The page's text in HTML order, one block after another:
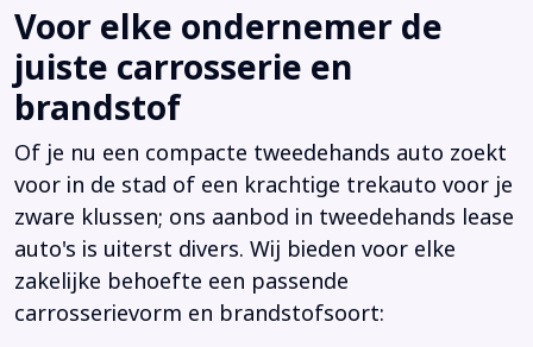
Voor elke ondernemer de
juiste carrosserie en
brandstof
Of je nu een compacte tweedehands auto zoekt
voor in de stad of een krachtige trekauto voor je
zware klussen; ons aanbod in tweedehands lease
auto's is uiterst divers. Wij bieden voor elke
zakelijke behoefte een passende
carrosserievorm en brandstofsoort: